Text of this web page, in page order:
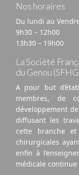
Nos horaires
Du lundi au
9h30 – 12h00
13h30 – 19h00
La Société
du Genou
A pour but
membres, de
développement
diffusant les
cette branche
chirurgicales
enfin à
médicale